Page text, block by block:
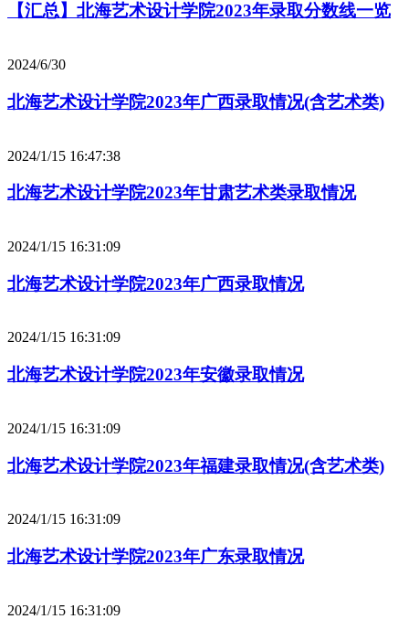
【汇总】北海艺术设计学院2023年录取分数线一览
2024/6/30
北海艺术设计学院2023年广西录取情况(含艺术类)
2024/1/15 16:47:38
北海艺术设计学院2023年甘肃艺术类录取情况
2024/1/15 16:31:09
北海艺术设计学院2023年广西录取情况
2024/1/15 16:31:09
北海艺术设计学院2023年安徽录取情况
2024/1/15 16:31:09
北海艺术设计学院2023年福建录取情况(含艺术类)
2024/1/15 16:31:09
北海艺术设计学院2023年广东录取情况
2024/1/15 16:31:09